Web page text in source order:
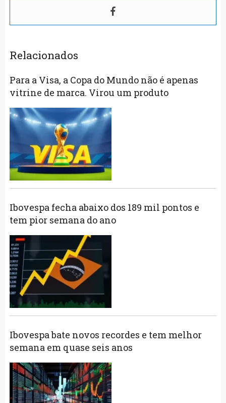
Relacionados
Para a Visa, a Copa do Mundo não é apenas
vitrine de marca. Virou um produto
Ibovespa fecha abaixo dos 189 mil pontos e
tem pior semana do ano
Ibovespa bate novos recordes e tem melhor
semana em quase seis anos